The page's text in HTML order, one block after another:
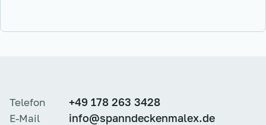
Telefon +49 178 263 3428
E-Mail info@spanndeckenmalex.de